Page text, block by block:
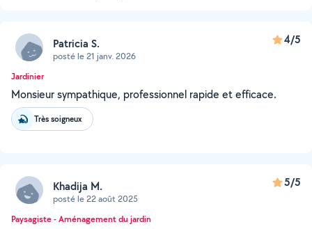
Patricia S.
posté le 21 janv. 2026
4/5
Jardinier
Monsieur sympathique, professionnel rapide et efficace.
Très soigneux
Khadija M.
posté le 22 août 2025
5/5
Paysagiste - Aménagement du jardin